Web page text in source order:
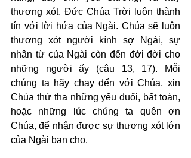
thương xót. Đức Chúa Trời luôn thành
tín với lời hứa của Ngài. Chúa sẽ luôn
thương xót người kính sợ Ngài, sự
nhân từ của Ngài còn đến đời đời cho
những người ấy (câu 13, 17). Mỗi
chúng ta hãy chạy đến với Chúa, xin
Chúa thứ tha những yếu đuối, bất toàn,
hoặc những lúc chúng ta quên ơn
Chúa, để nhận được sự thương xót lớn
của Ngài ban cho.